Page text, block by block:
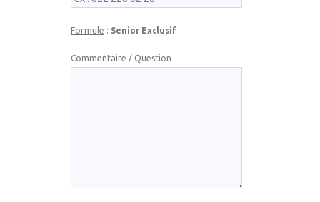
Formule : Senior Exclusif
Commentaire / Question